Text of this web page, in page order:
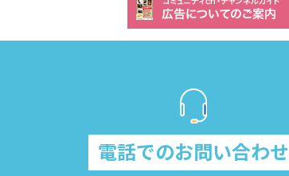
電話でのお問い合わせ